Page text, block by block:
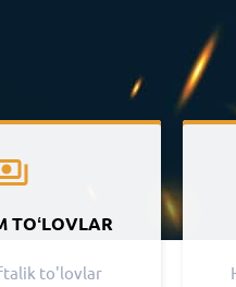
TOʻLOVLAR
to'lovlar